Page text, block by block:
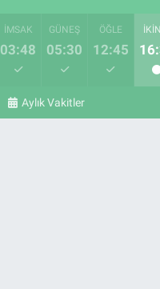
İMSAK
03:48
GÜNEŞ
05:30
ÖĞLE
12:45
Aylık Vakitler